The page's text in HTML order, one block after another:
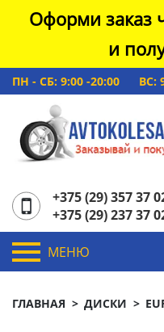
Оформи заказ
и
ПН - СБ: 9:00 -20:00 ВС:
+375 (29) 357 37
+375 (29) 237 37
МЕНЮ
ГЛАВНАЯ ДИСКИ